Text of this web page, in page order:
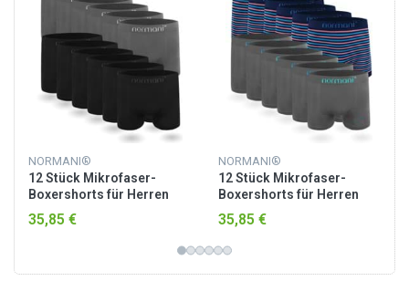
NORMANI®
12 Stück Mikrofaser-
Boxershorts für Herren
Schwarz / Grau
35,85 €
NORMANI®
12 Stück Mikrofaser-
Boxershorts für Herren
Bicycle / Blau/Pink
35,85 €